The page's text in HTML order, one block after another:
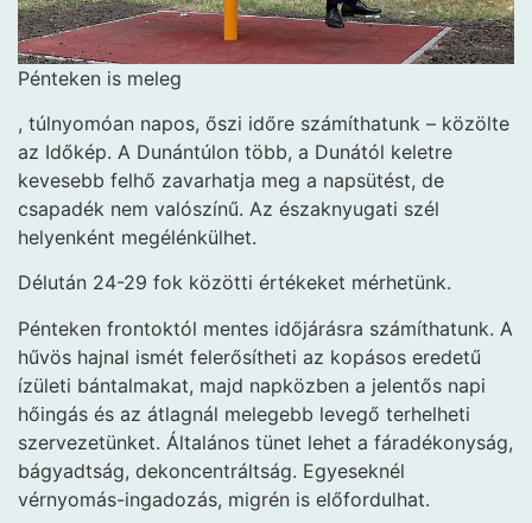
Pénteken is meleg
, túlnyomóan napos, őszi időre számíthatunk – közölte
az Időkép. A Dunántúlon több, a Dunától keletre
kevesebb felhő zavarhatja meg a napsütést, de
csapadék nem valószínű. Az északnyugati szél
helyenként megélénkülhet.
Délután 24-29 fok közötti értékeket mérhetünk.
Pénteken frontoktól mentes időjárásra számíthatunk. A
hűvös hajnal ismét felerősítheti az kopásos eredetű
ízületi bántalmakat, majd napközben a jelentős napi
hőingás és az átlagnál melegebb levegő terhelheti
szervezetünket. Általános tünet lehet a fáradékonyság,
bágyadtság, dekoncentráltság. Egyeseknél
vérnyomás-ingadozás, migrén is előfordulhat.